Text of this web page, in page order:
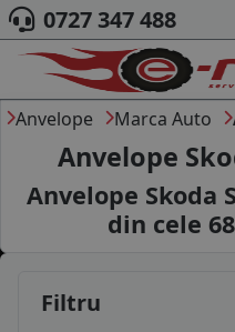
ACASA
DESPRE
ANVELOPE
AUTO
MOTO
0727 347 488
Anvelope Marca Auto
Anvelope
Anvelope Skoda
din cele
Filtru